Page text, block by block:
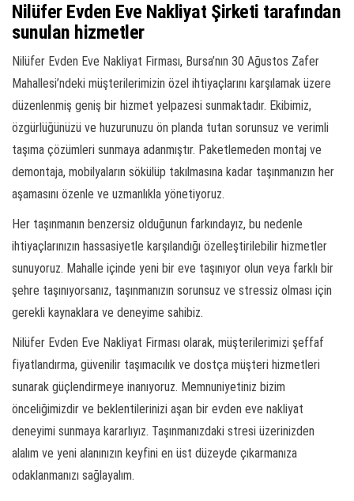
Nilüfer Evden Eve Nakliyat Şirketi tarafından
sunulan hizmetler
Nilüfer Evden Eve Nakliyat Firması, Bursa’nın 30 Ağustos Zafer
Mahallesi’ndeki müşterilerimizin özel ihtiyaçlarını karşılamak üzere
düzenlenmiş geniş bir hizmet yelpazesi sunmaktadır. Ekibimiz,
özgürlüğünüzü ve huzurunuzu ön planda tutan sorunsuz ve verimli
taşıma çözümleri sunmaya adanmıştır. Paketlemeden montaj ve
demontaja, mobilyaların sökülüp takılmasına kadar taşınmanızın her
aşamasını özenle ve uzmanlıkla yönetiyoruz.
Her taşınmanın benzersiz olduğunun farkındayız, bu nedenle
ihtiyaçlarınızın hassasiyetle karşılandığı özelleştirilebilir hizmetler
sunuyoruz. Mahalle içinde yeni bir eve taşınıyor olun veya farklı bir
şehre taşınıyorsanız, taşınmanızın sorunsuz ve stressiz olması için
gerekli kaynaklara ve deneyime sahibiz.
Nilüfer Evden Eve Nakliyat Firması olarak, müşterilerimizi şeffaf
fiyatlandırma, güvenilir taşımacılık ve dostça müşteri hizmetleri
sunarak güçlendirmeye inanıyoruz. Memnuniyetiniz bizim
önceliğimizdir ve beklentilerinizi aşan bir evden eve nakliyat
deneyimi sunmaya kararlıyız. Taşınmanızdaki stresi üzerinizden
alalım ve yeni alanınızın keyfini en üst düzeyde çıkarmanıza
odaklanmanızı sağlayalım.